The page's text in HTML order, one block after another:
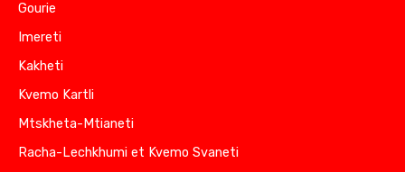
Gourie
Imereti
Kakheti
Kvemo Kartli
Mtskheta-Mtianeti
Racha-Lechkhumi et Kvemo Svaneti